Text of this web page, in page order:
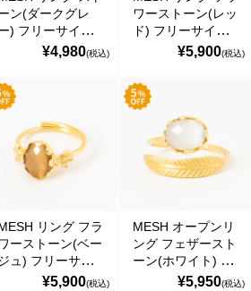
ン(ダークグレ
) フリーサイズ
シルバー925 18K
ポルトガル直輸
ANE0023 Gold
¥4,980(税込)
ワーストーン(レッ
ド) フリーサイズ
シルバー925 18K
輪 ポルトガル直輸
入 ANE0023F
Gold Ring
¥5,900(税込)
リング フラ
ーストーン(ベー
ュ) フリーサイ
ズ シルバー925
¥5,900(税込)
MESH オープンリ
ング フェザースト
ーン(ホワイト) フ
リーサイズ シルバ
¥5,950(税込)
2024年8月14日(水)および8月15日(木)は
きます。そのため、8月13日(火)14:00か
ご注文分の発送は、8月16日(金)となりま
インフリー成犬用（レッド）とグレイ
（ゴールド）が新入荷しました。
フリー ドッグフード
が新たに追加入荷い
ておりました。まことに申し訳ございま